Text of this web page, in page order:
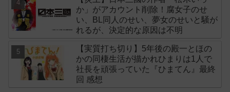
か」がアカウント削除！腐女子のせ
い、BL同人のせい、夢女のせいと騒が
れるが、決定的な原因は不明
【実質打ち切り】5年後の殿一とほの
かの同棲生活が描かれひまりは1人で
社長を頑張っていた『ひまてん』最終
回 感想